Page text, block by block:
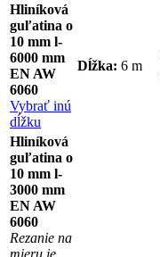
Hliníková
guľatina o
10 mm l-
6000 mm
EN AW
6060
Vybrať inú
dĺžku
Dĺžka: 6 m
Hliníková
guľatina o
10 mm l-
3000 mm
EN AW
6060
Rezanie na
mieru je